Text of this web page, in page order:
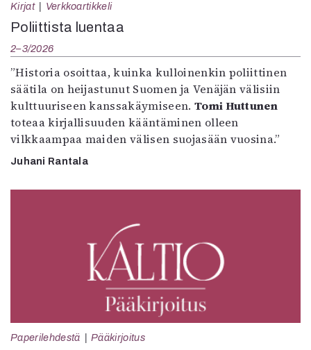
Kirjat Verkkoartikkeli
Poliittista luentaa
2–3/2026
”Historia osoittaa, kuinka kulloinenkin poliittinen
säätila on heijastunut Suomen ja Venäjän välisiin
kulttuuriseen kanssakäymiseen. Tomi Huttunen
toteaa kirjallisuuden kääntäminen olleen
vilkkaampaa maiden välisen suojasään vuosina.”
Juhani Rantala
Paperilehdestä Pääkirjoitus